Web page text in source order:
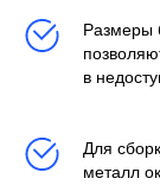
Размеры
в
Для
металл